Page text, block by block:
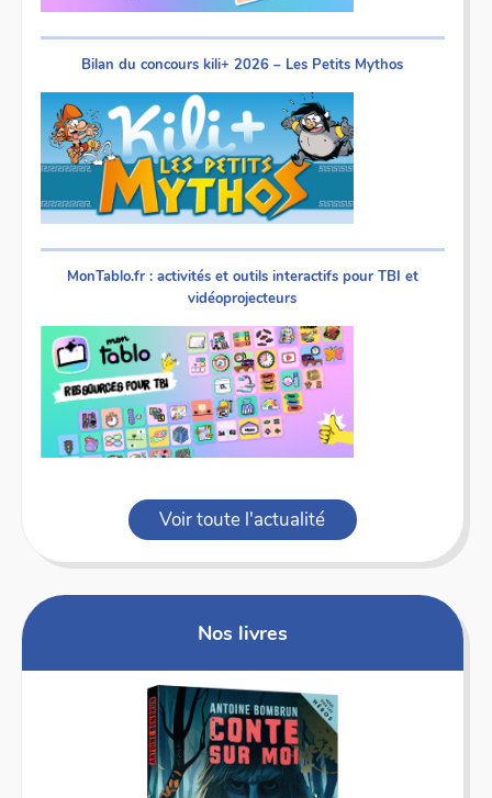
Bilan du concours kili+ 2026 – Les Petits Mythos
MonTablo.fr : activités et outils interactifs pour TBI et
vidéoprojecteurs
Voir toute l'actualité
Nos livres